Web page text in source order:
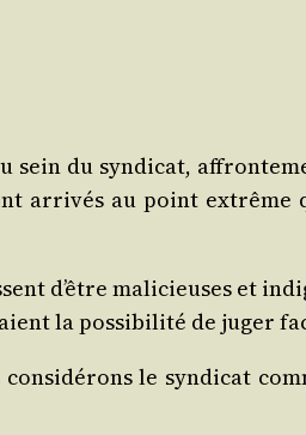
sein du syn­di­cat,
arri­vés au point extrême
d’être mali­cieuses et
la pos­si­bi­li­té de juger
le syn­di­cat